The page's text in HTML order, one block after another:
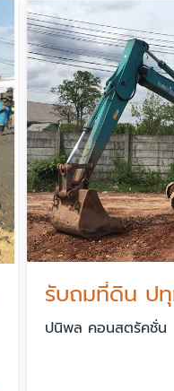
รับถมที่ดิน ป
ปนิพล คอนสตรัคชั่น